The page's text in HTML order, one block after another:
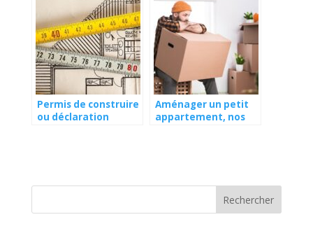
Permis de construire
ou déclaration
Aménager un petit
appartement, nos